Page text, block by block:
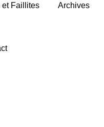
et Faillites Archives